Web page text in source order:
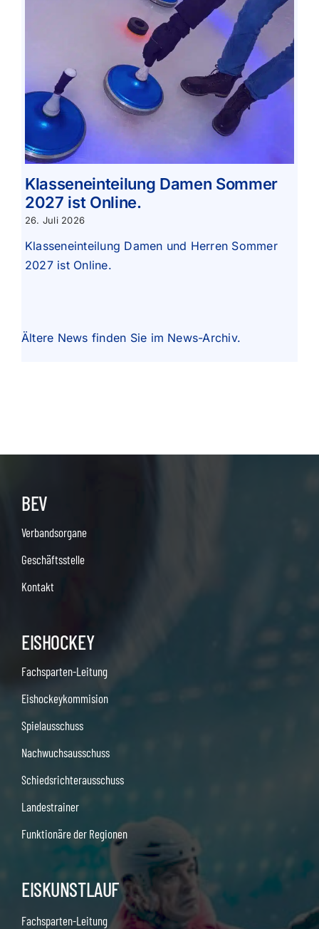
Klasseneinteilung Damen Sommer
2027 ist Online.
26. Juli 2026
Klasseneinteilung Damen und Herren Sommer
2027 ist Online.
Ältere News finden Sie im News-Archiv.
BEV
Verbandsorgane
Geschäftsstelle
Kontakt
EISHOCKEY
Fachsparten-Leitung
Eishockeykommision
Spielausschuss
Nachwuchsausschuss
Schiedsrichterausschuss
Landestrainer
Funktionäre der Regionen
EISKUNSTLAUF
Fachsparten-Leitung